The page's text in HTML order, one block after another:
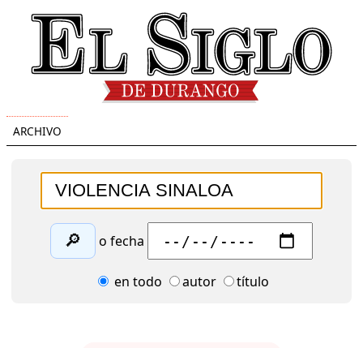
ARCHIVO
🔎 o fecha
en todo autor título